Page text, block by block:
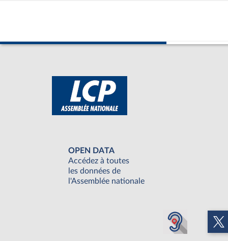
OPEN DATA
Accédez à toutes
les données de
l'Assemblée nationale